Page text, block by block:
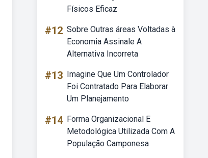
Físicos Eficaz
#12 Sobre Outras áreas Voltadas à
Economia Assinale A
Alternativa Incorreta
#13 Imagine Que Um Controlador
Foi Contratado Para Elaborar
Um Planejamento
#14 Forma Organizacional E
Metodológica Utilizada Com A
População Camponesa